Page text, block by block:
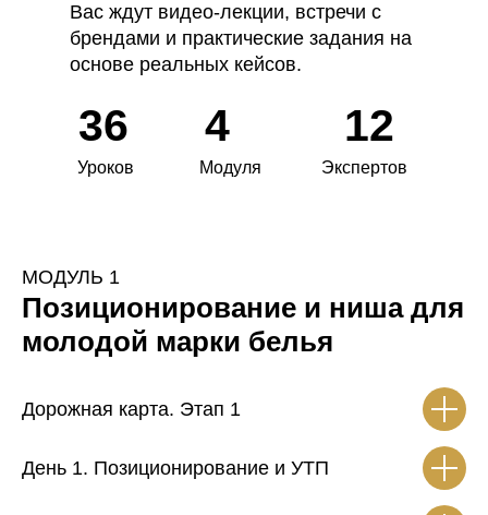
4
Модуля
Вас ждут видео-лекции, встречи с
брендами и практические задания на
основе реальных кейсов.
36
Уроков
12
Экспертов
МОДУЛЬ 1
Позиционирование и ниша для
молодой марки белья
Дорожная карта. Этап 1
День 1. Позиционирование и УТП